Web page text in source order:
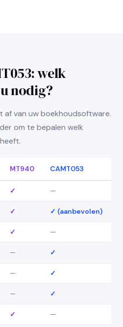
welk
nodig?
af van uw boekhoudsoftware.
om te bepalen welk
MT940 CAMT053
✓ —
✓ ✓ (aanbevolen)
✓ —
— ✓
— ✓
— ✓
✓ —